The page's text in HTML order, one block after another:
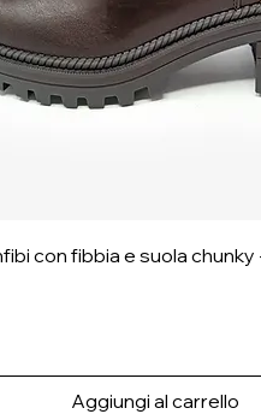
con fibbia e suola chunky
Aggiungi al carrello